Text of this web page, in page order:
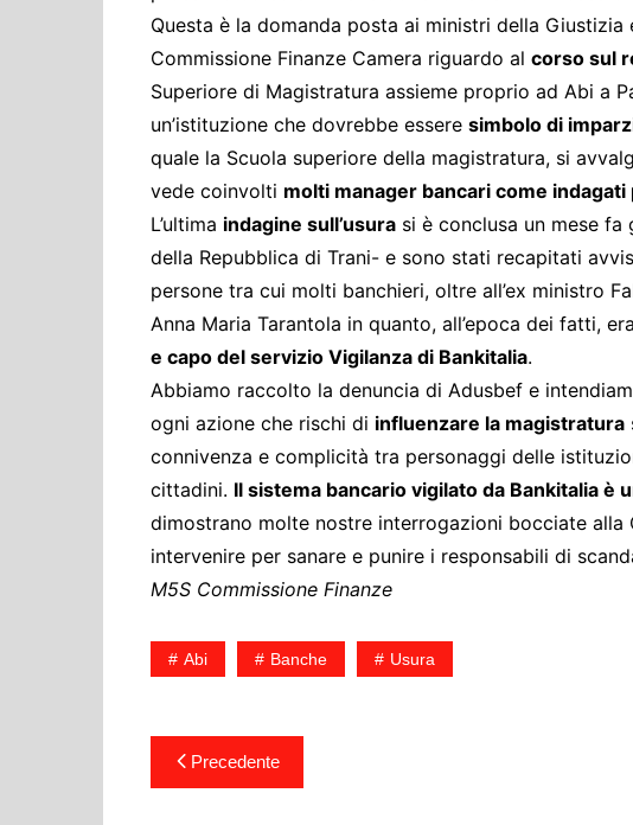
Questa è la domanda posta ai ministri della
Commissione Finanze Camera riguardo al corso sul
Superiore di Magistratura assieme proprio ad Abi a
un’istituzione che dovrebbe essere simbolo di
quale la Scuola superiore della magistratura, si
vede coinvolti molti manager bancari come
L’ultima indagine sull’usura si è conclusa un mese
della Repubblica di Trani- e sono stati recapitati
persone tra cui molti banchieri, oltre all’ex ministro
Anna Maria Tarantola in quanto, all’epoca dei fatti,
e capo del servizio Vigilanza di Bankitalia.
Abbiamo raccolto la denuncia di Adusbef e
ogni azione che rischi di influenzare la magistratura
connivenza e complicità tra personaggi delle
cittadini. Il sistema bancario vigilato da Bankitalia è
dimostrano molte nostre interrogazioni bocciate alla
intervenire per sanare e punire i responsabili di
M5S Commissione Finanze
Abi Banche Usura
Navigazione
articoli
Precedente